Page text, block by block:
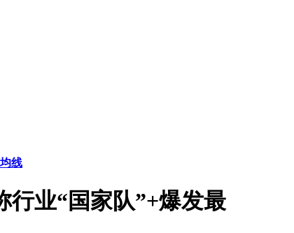
均线
行业“国家队”+爆发最